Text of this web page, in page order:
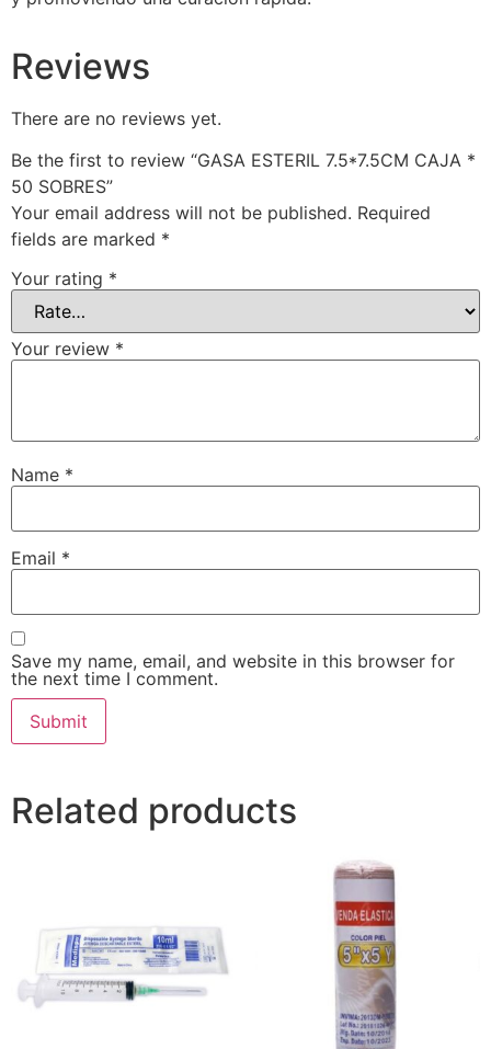
Reviews
There are no reviews yet.
Be the first to review “GASA ESTERIL 7.5*7.5CM CAJA *
50 SOBRES”
Your email address will not be published. Required
fields are marked *
Your rating *
Your review *
Name *
Email *
Save my name, email, and website in this browser for
the next time I comment.
Related products